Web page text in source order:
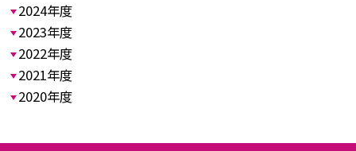
2024年度
2023年度
2022年度
2021年度
2020年度